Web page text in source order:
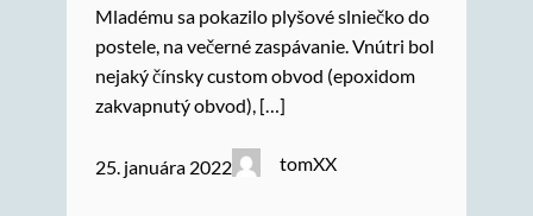
Mladému sa pokazilo plyšové slniečko do
postele, na večerné zaspávanie. Vnútri bol
nejaký čínsky custom obvod (epoxidom
zakvapnutý obvod), […]
25. januára 2022 tomXX